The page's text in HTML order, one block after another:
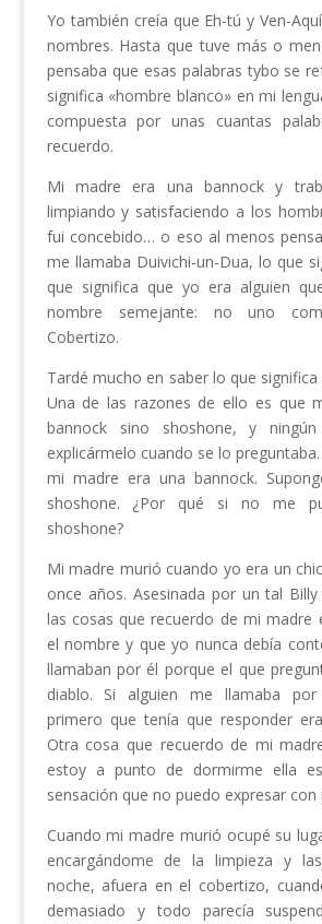
Yo también creía que Eh-tú y Ven-
nombres. Hasta que tuve más o
pensaba que esas palabras tybo se
significa «hombre blanco» en mi
compuesta por unas cuantas
recuerdo.
Mi madre era una bannock y
limpiando y satisfaciendo a los
fui concebido… o eso al menos
me llamaba Duivichi-un-Dua, lo que
que significa que yo era alguien
nombre semejante: no uno
Cobertizo.
Tardé mucho en saber lo que
Una de las razones de ello es que
bannock sino shoshone, y
explicármelo cuando se lo
mi madre era una bannock.
shoshone. ¿Por qué si no me
shoshone?
Mi madre murió cuando yo era un
once años. Asesinada por un tal
las cosas que recuerdo de mi madre
el nombre y que yo nunca debía
llamaban por él porque el que
diablo. Si alguien me llamaba
primero que tenía que responder
Otra cosa que recuerdo de mi
estoy a punto de dormirme ella
sensación que no puedo expresar con
Cuando mi madre murió ocupé su
encargándome de la limpieza y
noche, afuera en el cobertizo,
demasiado y todo parecía